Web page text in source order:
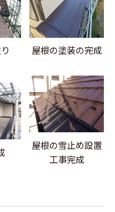
屋根の塗装の完成
屋根の雪止め設置
工事完成